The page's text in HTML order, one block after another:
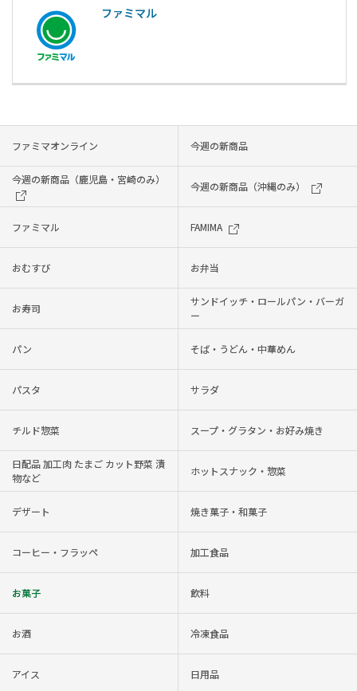
ファミマル
ファミマオンライン 今週の新商品
今週の新商品（鹿児島・宮崎のみ）
今週の新商品（沖縄のみ）
ファミマル FAMIMA
おむすび お弁当
お寿司
サンドイッチ・ロールパン・バーガ
ー
パン そば・うどん・中華めん
パスタ サラダ
チルド惣菜 スープ・グラタン・お好み焼き
日配品 加工肉 たまご カット野菜 漬
物など
ホットスナック・惣菜
デザート 焼き菓子・和菓子
コーヒー・フラッペ 加工食品
お菓子 飲料
お酒 冷凍食品
アイス 日用品